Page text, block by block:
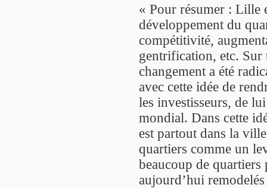
« Pour résumer : Lille
développement du
compétitivité,
gentrification, etc. Sur
changement a été
avec cette idée de
les investisseurs, de
mondial. Dans cette
est partout dans la
quartiers comme un
beaucoup de
aujourd’hui